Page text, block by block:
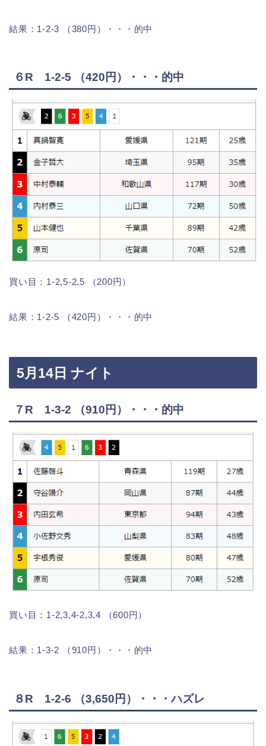
結果：1-2-3 （380円）・・・的中
６R 1-2-5 （420円）・・・的中
買い目：1-2,5-2,5 （200円）
結果：1-2-5 （420円）・・・的中
5月14日 ナイト
７R 1-3-2 （910円）・・・的中
買い目：1-2,3,4-2,3,4 （600円）
結果：1-3-2 （910円）・・・的中
８R 1-2-6 （3,650円）・・・ハズレ